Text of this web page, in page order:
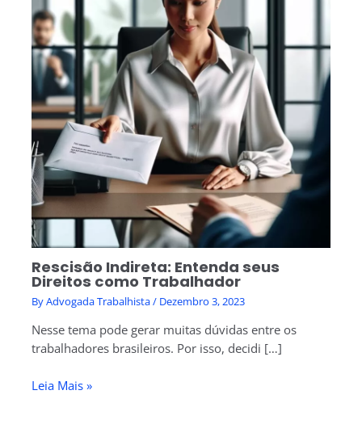
Rescisão Indireta: Entenda seus
Direitos como Trabalhador
ByAdvogada Trabalhista/ Dezembro 3, 2023
Nesse tema pode gerar muitas dúvidas entre os
trabalhadores brasileiros. Por isso, decidi […]
Leia Mais »